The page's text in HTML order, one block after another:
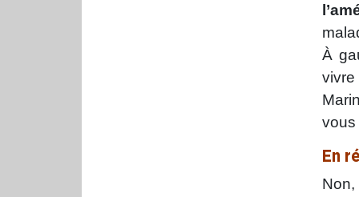
À
vous
En